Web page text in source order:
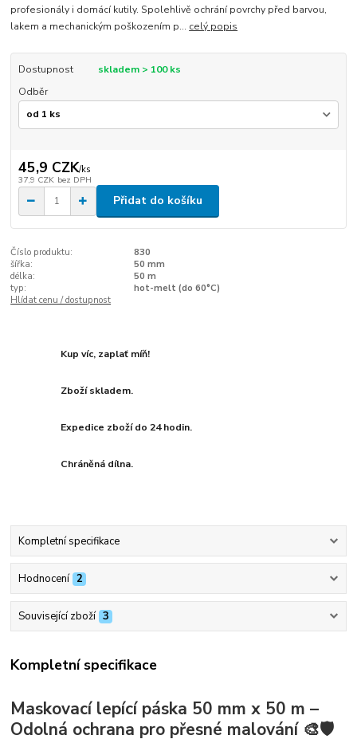
profesionály i domácí kutily. Spolehlivě ochrání povrchy před barvou,
lakem a mechanickým poškozením p... celý popis
Dostupnost
skladem > 100 ks
Odběr
45,9 CZK/ks
37,9 CZK bez DPH
Přidat do košíku
Číslo produktu:
830
šířka:
50 mm
délka:
50 m
typ:
hot-melt (do 60°C)
Hlídat cenu / dostupnost
Kup víc, zaplať míň!
Zboží skladem.
Expedice zboží do 24 hodin.
Chráněná dílna.
Kompletní specifikace
Hodnocení 2
Související zboží 3
Kompletní specifikace
Maskovací lepící páska 50 mm x 50 m –
Odolná ochrana pro přesné malování 🎨🛡️